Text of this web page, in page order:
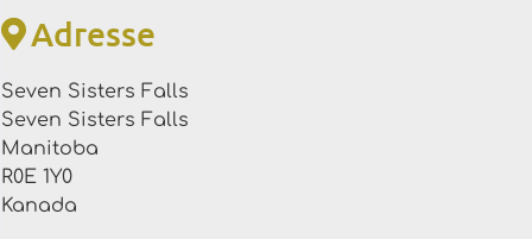
Adresse
Seven Sisters Falls
Seven Sisters Falls
Manitoba
R0E 1Y0
Kanada